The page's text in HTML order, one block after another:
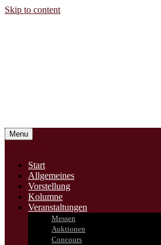
Skip to content
Menu
Start
Allgemeines
Vorstellung
Kolumne
Veranstaltungen
Messen
Auktionen
Concours